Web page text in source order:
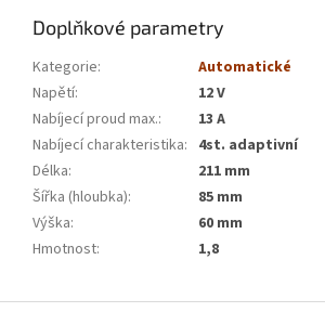
Doplňkové parametry
Kategorie:
Automatické
Napětí:
12 V
Nabíjecí proud max.:
13 A
Nabíjecí charakteristika: 4st. adaptivní
Délka:
211 mm
Šířka (hloubka):
85 mm
Výška:
60 mm
Hmotnost: 1,8